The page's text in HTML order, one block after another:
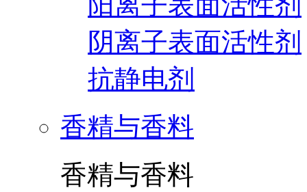
阴离子表面活性剂
抗静电剂
香精与香料
香精与香料